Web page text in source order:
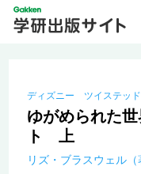
ディズニー ツイステッ
ゆがめられた
ト 上
リズ・ブラスウェル（